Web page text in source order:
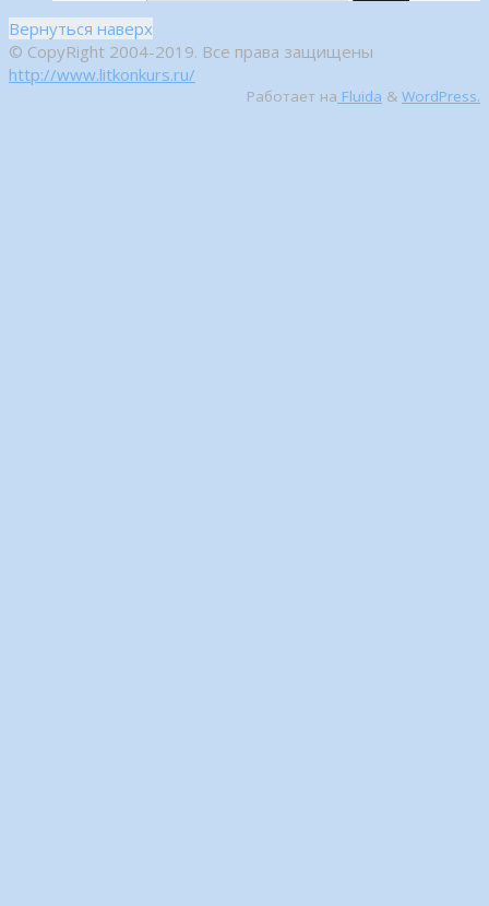
Вернуться наверх
© CopyRight 2004-2019. Все права защищены
http://www.litkonkurs.ru/
Работает на Fluida & WordPress.